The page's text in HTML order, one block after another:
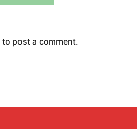
to post a comment.